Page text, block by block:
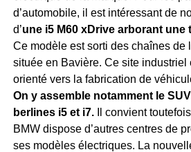
d’automobile, il est intéressant de
d’une i5 M60 xDrive arborant une
Ce modèle est sorti des chaînes de
située en Bavière. Ce site industriel
orienté vers la fabrication de
On y assemble notamment le
berlines i5 et i7.Il convient
BMW dispose d’autres centres de
ses modèles électriques. La